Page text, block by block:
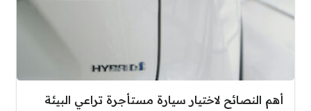
أهم النصائح لاختيار سيارة مستأجرة تراعي البيئة